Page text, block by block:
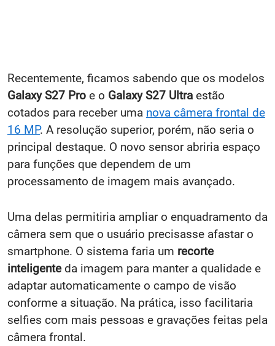
Recentemente, ficamos sabendo que os modelos
Galaxy S27 Pro e o Galaxy S27 Ultra estão
cotados para receber uma nova câmera frontal de
16 MP. A resolução superior, porém, não seria o
principal destaque. O novo sensor abriria espaço
para funções que dependem de um
processamento de imagem mais avançado.
Uma delas permitiria ampliar o enquadramento da
câmera sem que o usuário precisasse afastar o
smartphone. O sistema faria um recorte
inteligente da imagem para manter a qualidade e
adaptar automaticamente o campo de visão
conforme a situação. Na prática, isso facilitaria
selfies com mais pessoas e gravações feitas pela
câmera frontal.